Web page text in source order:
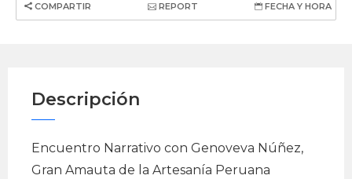
COMPARTIR REPORT FECHA Y HORA
Descripción
Encuentro Narrativo con Genoveva Núñez,
Gran Amauta de la Artesanía Peruana